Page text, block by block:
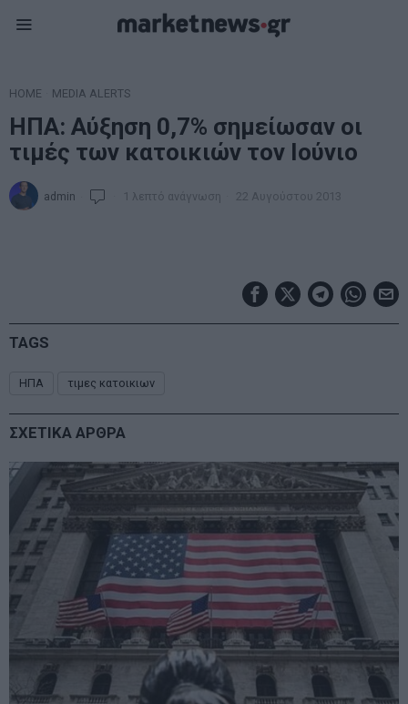
HOME MEDIA ALERTS
ΗΠΑ: Αύξηση 0,7% σημείωσαν οι
τιμές των κατοικιών τον Ιούνιο
admin 1 λεπτό ανάγνωση 22 Αυγούστου 2013
TAGS
ΗΠΑ τιμες κατοικιων
ΣΧΕΤΙΚΑ ΑΡΘΡΑ